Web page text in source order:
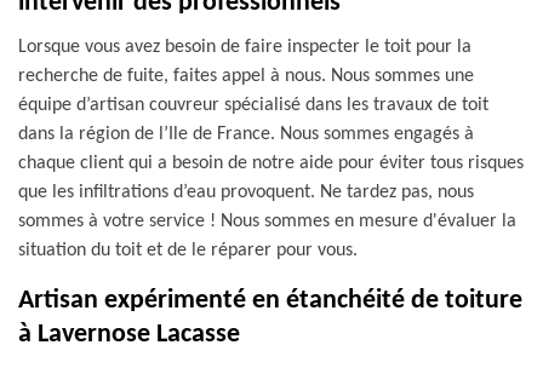
Lorsque vous avez besoin de faire inspecter le toit pour la
recherche de fuite, faites appel à nous. Nous sommes une
équipe d’artisan couvreur spécialisé dans les travaux de toit
dans la région de l’Ile de France. Nous sommes engagés à
chaque client qui a besoin de notre aide pour éviter tous risques
que les infiltrations d’eau provoquent. Ne tardez pas, nous
sommes à votre service ! Nous sommes en mesure d'évaluer la
situation du toit et de le réparer pour vous.
Artisan expérimenté en étanchéité de toiture
à Lavernose Lacasse